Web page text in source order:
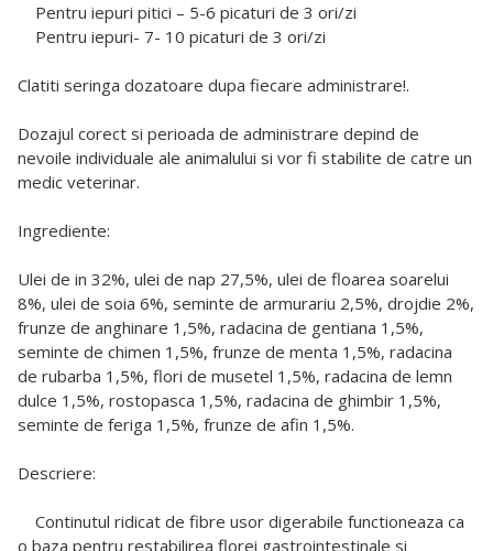
Pentru iepuri pitici – 5-6 picaturi de 3 ori/zi
Pentru iepuri- 7- 10 picaturi de 3 ori/zi
Clatiti seringa dozatoare dupa fiecare administrare!.
Dozajul corect si perioada de administrare depind de
nevoile individuale ale animalului si vor fi stabilite de catre un
medic veterinar.
Ingrediente:
Ulei de in 32%, ulei de nap 27,5%, ulei de floarea soarelui
8%, ulei de soia 6%, seminte de armurariu 2,5%, drojdie 2%,
frunze de anghinare 1,5%, radacina de gentiana 1,5%,
seminte de chimen 1,5%, frunze de menta 1,5%, radacina
de rubarba 1,5%, flori de musetel 1,5%, radacina de lemn
dulce 1,5%, rostopasca 1,5%, radacina de ghimbir 1,5%,
seminte de feriga 1,5%, frunze de afin 1,5%.
Descriere:
Continutul ridicat de fibre usor digerabile functioneaza ca
o baza pentru restabilirea florei gastrointestinale si